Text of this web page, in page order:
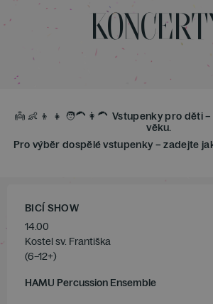
👼 👶 👦 👧 🧑‍🦱 👩‍🦱 Vstupenky pro děti–
věku.
Pro výběr dospělé vstupenky– zadejte
BICÍ SHOW
14.00
Kostel sv. Františka
(6–12+)
HAMU Percussion Ensemble